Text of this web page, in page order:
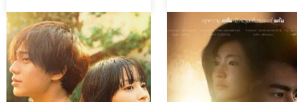
Держась за руки в
сумерках
Япония / 2023 / Сериалы /
Драма / Мелодрама
Ненависть
Таиланд / 2023 / Сериалы /
Драма / Мелодрама